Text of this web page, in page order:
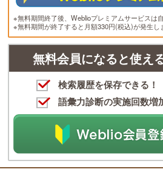
※無料期間終了後、Weblioプレミアムサービスは
※無料期間が終了すると月額330円(税込)が発生し
無料会員になると使え
検索履歴を保存できる！
語彙力診断の実施回数増